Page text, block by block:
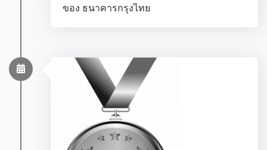
ของ ธนาคารกรุงไทย